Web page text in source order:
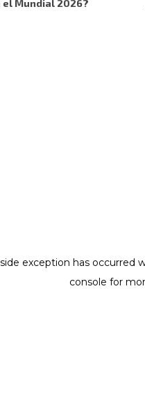
el Mundial 2026?